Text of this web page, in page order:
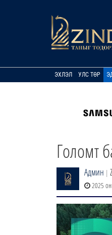
ЭХЛЭЛ УЛС ТӨР
Голомт
Админ |
2025